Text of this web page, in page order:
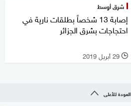
شرق أوسط
إصابة 13 شخصاً بطلقات نارية في
احتجاجات بشرق الجزائر
l 29 أبريل 2019
العودة للأعلى